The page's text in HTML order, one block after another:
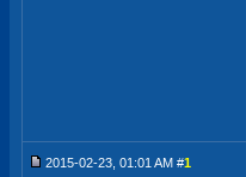
2015-02-23, 01:01 AM #1